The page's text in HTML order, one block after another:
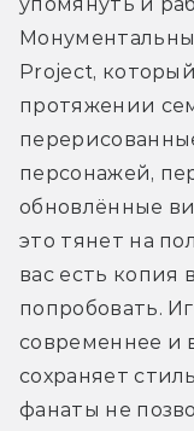
Project,
протяжении
персонажей,
обновлённые
это тянет на
вас есть копия
попробовать.
современнее и
сохраняет
фанаты не